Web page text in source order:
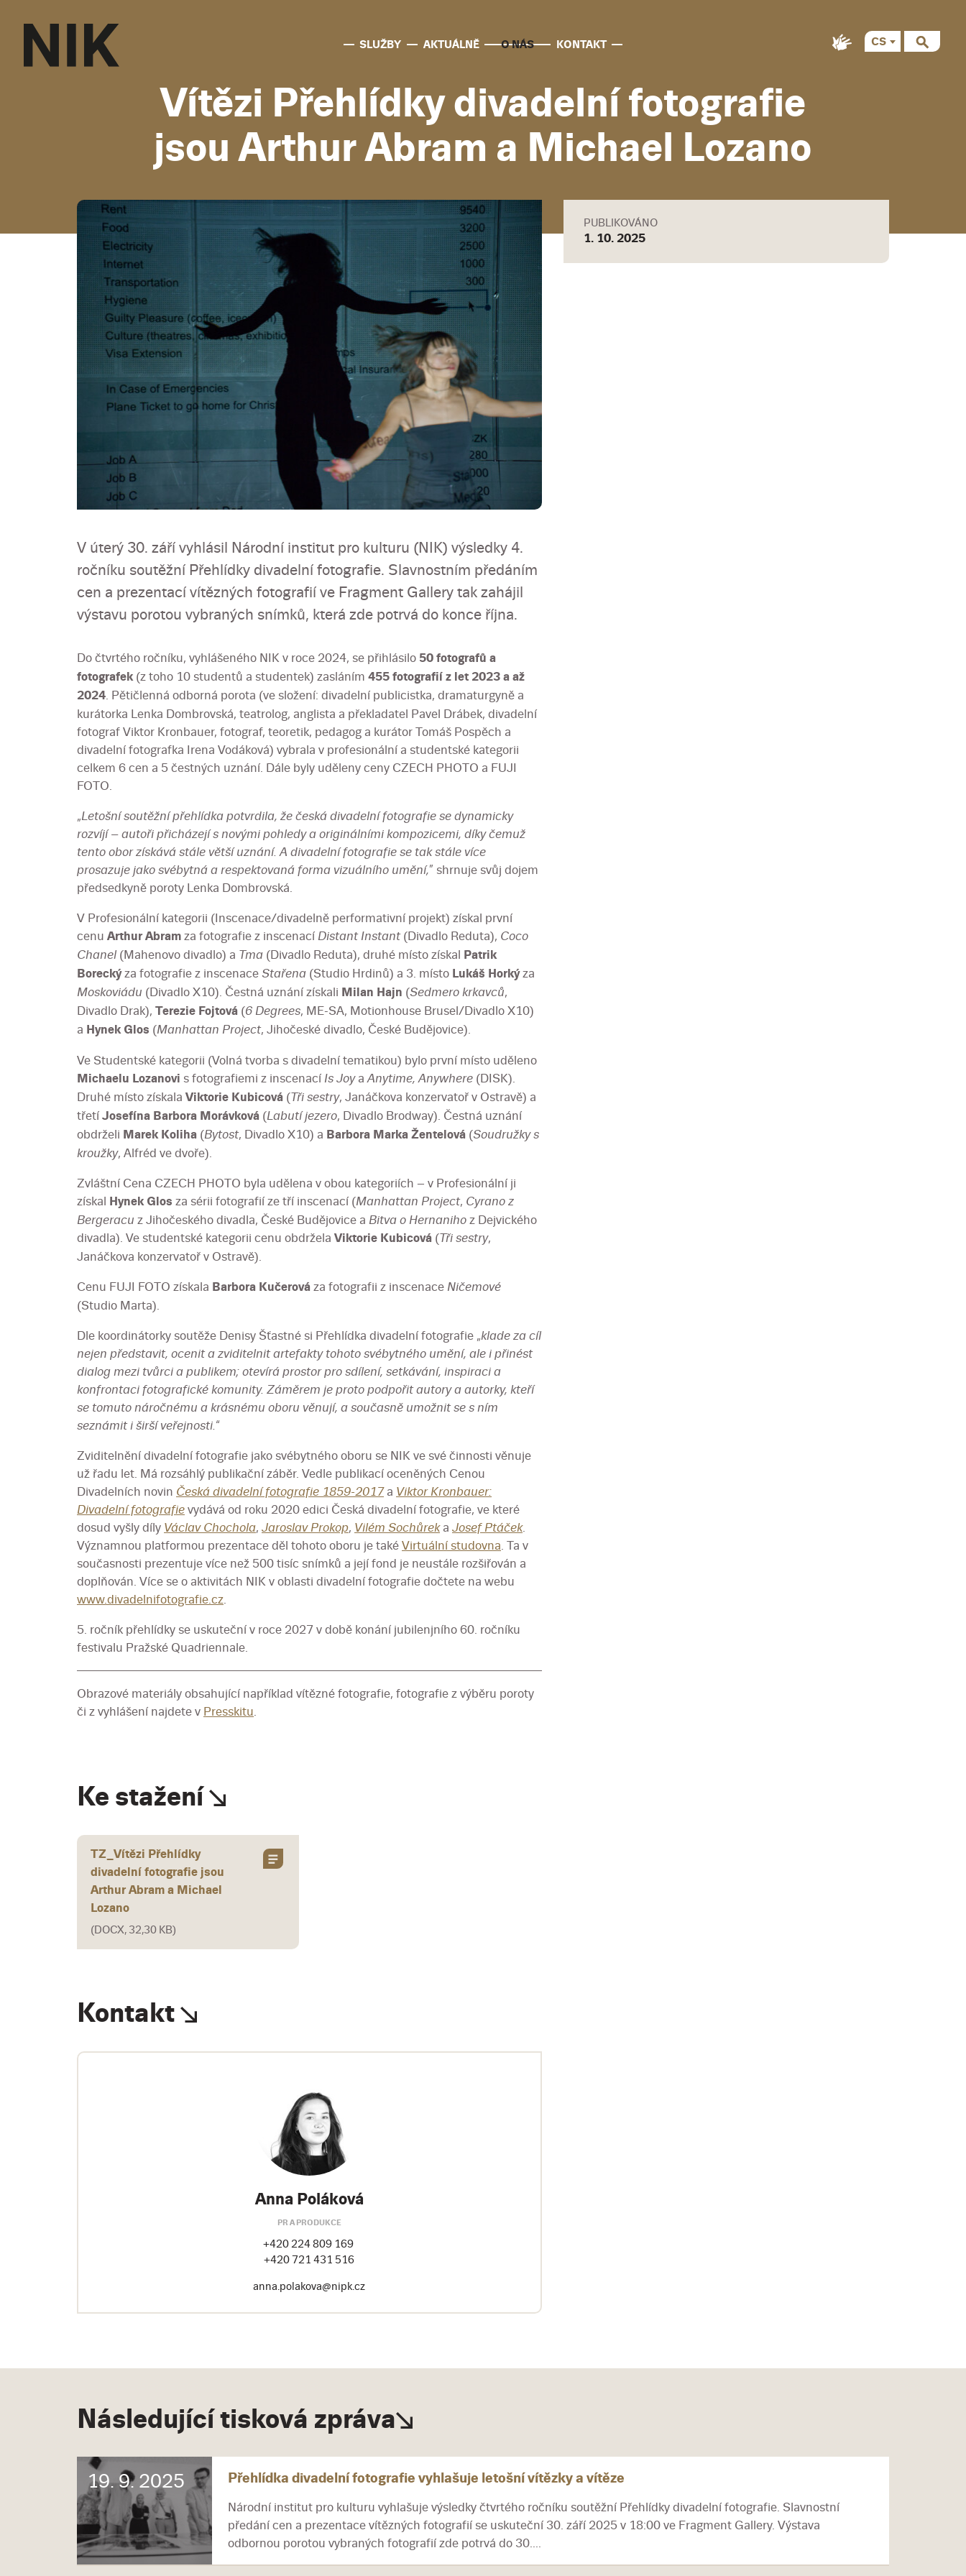
SLUŽBY AKTUÁLNĚ O NÁS KONTAKT CS
Vítězi Přehlídky divadelní fotografie
jsou Arthur Abram a Michael Lozano
V úterý 30. září vyhlásil Národní institut pro kulturu (NIK) výsledky 4.
ročníku soutěžní Přehlídky divadelní fotografie. Slavnostním předáním
cen a prezentací vítězných fotografií ve Fragment Gallery tak zahájil
výstavu porotou vybraných snímků, která zde potrvá do konce října.
Do čtvrtého ročníku, vyhlášeného NIK v roce 2024, se přihlásilo 50 fotografů a
fotografek (z toho 10 studentů a studentek) zasláním 455 fotografií z let 2023 a až
2024 . Pětičlenná odborná porota (ve složení: divadelní publicistka, dramaturgyně a
kurátorka Lenka Dombrovská, teatrolog, anglista a překladatel Pavel Drábek, divadelní
fotograf Viktor Kronbauer, fotograf, teoretik, pedagog a kurátor Tomáš Pospěch a
divadelní fotografka Irena Vodáková) vybrala v profesionální a studentské kategorii
celkem 6 cen a 5 čestných uznání. Dále byly uděleny ceny CZECH PHOTO a FUJI
FOTO.
„Letošní soutěžní přehlídka potvrdila, že česká divadelní fotografie se dynamicky
rozvíjí – autoři přicházejí s novými pohledy a originálními kompozicemi, díky čemuž
tento obor získává stále větší uznání. A divadelní fotografie se tak stále více
prosazuje jako svébytná a respektovaná forma vizuálního umění,” shrnuje svůj dojem
předsedkyně poroty Lenka Dombrovská.
V Profesionální kategorii (Inscenace/divadelně performativní projekt) získal první
cenu Arthur Abram za fotografie z inscenací Distant Instant(Divadlo Reduta), Coco
Chanel (Mahenovo divadlo) a Tma (Divadlo Reduta), druhé místo získal Patrik
Boreckýza fotografie z inscenace Stařena (Studio Hrdinů) a 3. místo Lukáš Horkýza
Moskoviádu (Divadlo X10). Čestná uznání získali Milan Hajn (Sedmero krkavců,
Divadlo Drak), Terezie Fojtová (6 Degrees, ME-SA, Motionhouse Brusel/Divadlo X10)
a Hynek Glos (Manhattan Project, Jihočeské divadlo, České Budějovice).
Ve Studentské kategorii (Volná tvorba s divadelní tematikou) bylo první místo uděleno
Michaelu Lozanovi s fotografiemi z inscenací Is JoyaAnytime, Anywhere (DISK).
Druhé místo získala Viktorie Kubicová (Tři sestry, Janáčkova konzervatoř v Ostravě) a
třetí Josefína Barbora Morávková (Labutí jezero, Divadlo Brodway). Čestná uznání
obdrželi Marek Koliha (Bytost, Divadlo X10) a Barbora Marka Žentelová (Soudružky s
kroužky, Alfréd ve dvoře).
Zvláštní Cena CZECH PHOTO byla udělena v obou kategoriích – v Profesionální ji
získal Hynek Glos za sérii fotografií ze tří inscenací (Manhattan Project, Cyrano z
Bergeracu z Jihočeského divadla, České Budějovice a Bitva o Hernaniho z Dejvického
divadla). Ve studentské kategorii cenu obdržela Viktorie Kubicová (Tři sestry,
Janáčkova konzervatoř v Ostravě).
Cenu FUJI FOTO získala Barbora Kučerová za fotografii z inscenace Ničemové
(Studio Marta).
Dle koordinátorky soutěže Denisy Šťastné si Přehlídka divadelní fotografie „klade za cíl
nejen představit, ocenit a zviditelnit artefakty tohoto svébytného umění, ale i přinést
dialog mezi tvůrci a publikem; otevírá prostor pro sdílení, setkávání, inspiraci a
konfrontaci fotografické komunity. Záměrem je proto podpořit autory a autorky, kteří
se tomuto náročnému a krásnému oboru věnují, a současně umožnit se s ním
seznámit i širší veřejnosti.“
Zviditelnění divadelní fotografie jako svébytného oboru se NIK ve své činnosti věnuje
už řadu let. Má rozsáhlý publikační záběr. Vedle publikací oceněných Cenou
Divadelních novin Česká divadelní fotografie 1859-2017a Viktor Kronbauer:
Divadelní fotografie vydává od roku 2020 edici Česká divadelní fotografie, ve které
dosud vyšly díly Václav Chochola, Jaroslav Prokop, Vilém Sochůreka Josef Ptáček.
Významnou platformou prezentace děl tohoto oboru je také Virtuální studovna. Ta v
současnosti prezentuje více než 500 tisíc snímků a její fond je neustále rozšiřován a
doplňován. Více se o aktivitách NIK v oblasti divadelní fotografie dočtete na webu
www.divadelnifotografie.cz.
5. ročník přehlídky se uskuteční v roce 2027 v době konání jubilenjního 60. ročníku
festivalu Pražské Quadriennale.
Obrazové materiály obsahující například vítězné fotografie, fotografie z výběru poroty
či z vyhlášení najdete v Presskitu.
PUBLIKOVÁNO
1. 10. 2025
Ke stažení
TZ_Vítězi Přehlídky
divadelní fotografie jsou
Arthur Abram a Michael
Lozano
(DOCX, 32,30 KB)
Kontakt
Anna Poláková
PR A PRODUKCE
+420 224 809 169
+420 721 431 516
anna.polakova@nipk.cz
Následující tisková zpráva
19. 9. 2025 Přehlídka divadelní fotografie vyhlašuje letošní vítězky a vítěze
Národní institut pro kulturu vyhlašuje výsledky čtvrtého ročníku soutěžní Přehlídky divadelní fotografie. Slavnostní
předání cen a prezentace vítězných fotografií se uskuteční 30. září 2025 v 18:00 ve Fragment Gallery. Výstava
odbornou porotou vybraných fotografií zde potrvá do 30....